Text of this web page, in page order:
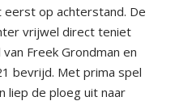
eerst op achterstand. De
vrijwel direct teniet
Freek Grondman en
bevrijd. Met prima spel
liep de ploeg uit naar